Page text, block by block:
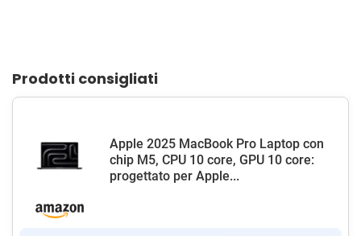
Prodotti consigliati
Apple 2025 MacBook Pro Laptop con
chip M5, CPU 10 core, GPU 10 core:
progettato per Apple...